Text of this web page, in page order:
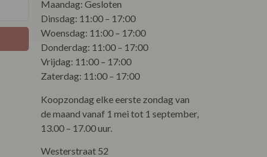
Maandag: Gesloten
Dinsdag: 11:00 – 17:00
Woensdag: 11:00 – 17:00
Donderdag: 11:00 – 17:00
Vrijdag: 11:00 – 17:00
Zaterdag: 11:00 – 17:00
Koopzondag elke eerste zondag van
de maand vanaf 1 mei tot 1 september,
13.00 – 17.00 uur.
Westerstraat 52